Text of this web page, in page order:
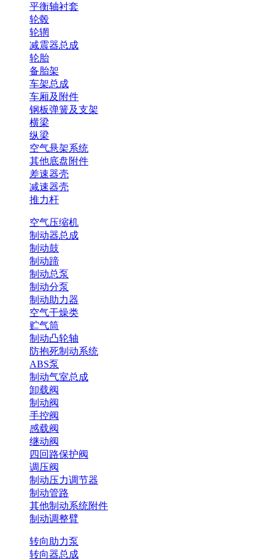
平衡轴衬套
轮毂
轮辋
减震器总成
轮胎
备胎架
车架总成
车厢及附件
钢板弹簧及支架
横梁
纵梁
空气悬架系统
其他底盘附件
差速器壳
减速器壳
推力杆
空气压缩机
制动器总成
制动鼓
制动蹄
制动总泵
制动分泵
制动助力器
空气干燥类
贮气筒
制动凸轮轴
防抱死制动系统
ABS泵
制动气室总成
卸载阀
制动阀
手控阀
感载阀
继动阀
四回路保护阀
调压阀
制动压力调节器
制动管路
其他制动系统附件
制动调整臂
转向助力泵
转向器总成